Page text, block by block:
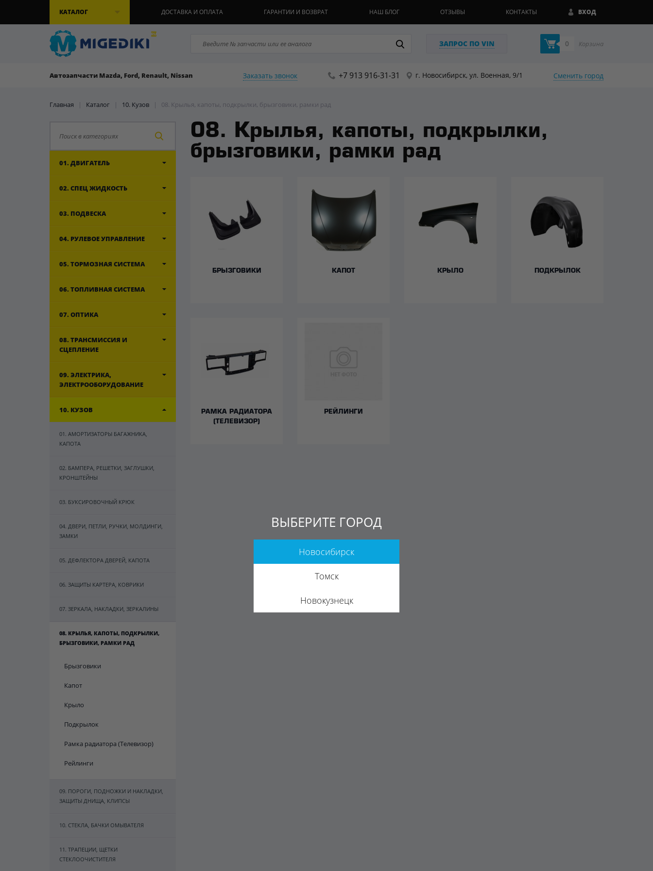
КАТАЛОГ ВХОД
ДОСТАВКА И ОПЛАТА ГАРАНТИИ И ВОЗВРАТ НАШ БЛОГ ОТЗЫВЫ КОНТАКТЫ
ЗАПРОС ПО VIN 0 Корзина
Автозапчасти Mazda, Ford, Renault, Nissan Заказать звонок +7 913 916-31-31 г. Новосибирск, ул. Военная, 9/1 Сменить город
Главная | Каталог | 10. Кузов | 08. Крылья, капоты, подкрылки, брызговики, рамки рад
01. ДВИГАТЕЛЬ
02. СПЕЦ ЖИДКОСТЬ
03. ПОДВЕСКА
04. РУЛЕВОЕ УПРАВЛЕНИЕ
05. ТОРМОЗНАЯ СИСТЕМА
06. ТОПЛИВНАЯ СИСТЕМА
07. ОПТИКА
08. ТРАНСМИССИЯ И
СЦЕПЛЕНИЕ
09. ЭЛЕКТРИКА,
ЭЛЕКТРООБОРУДОВАНИЕ
10. КУЗОВ
01. АМОРТИЗАТОРЫ БАГАЖНИКА,
КАПОТА
02. БАМПЕРА, РЕШЕТКИ, ЗАГЛУШКИ,
КРОНШТЕЙНЫ
03. БУКСИРОВОЧНЫЙ КРЮК
04. ДВЕРИ, ПЕТЛИ, РУЧКИ, МОЛДИНГИ,
ЗАМКИ
05. ДЕФЛЕКТОРА ДВЕРЕЙ, КАПОТА
06. ЗАЩИТЫ КАРТЕРА, КОВРИКИ
07. ЗЕРКАЛА, НАКЛАДКИ, ЗЕРКАЛИНЫ
08. КРЫЛЬЯ, КАПОТЫ, ПОДКРЫЛКИ,
БРЫЗГОВИКИ, РАМКИ РАД
Брызговики
Капот
Крыло
Подкрылок
Рамка радиатора (Телевизор)
Рейлинги
09. ПОРОГИ, ПОДНОЖКИ И НАКЛАДКИ,
ЗАЩИТЫ ДНИЩА, КЛИПСЫ
10. СТЕКЛА, БАЧКИ ОМЫВАТЕЛЯ
11. ТРАПЕЦИИ, ЩЕТКИ
СТЕКЛООЧИСТИТЕЛЯ
08. Крылья, капоты, подкрылки,
брызговики, рамки рад
БРЫЗГОВИКИ КАПОТ КРЫЛО ПОДКРЫЛОК
РАМКА РАДИАТОРА
(ТЕЛЕВИЗОР)
РЕЙЛИНГИ
ВЫБЕРИТЕ ГОРОД
Новосибирск
Томск
Новокузнецк